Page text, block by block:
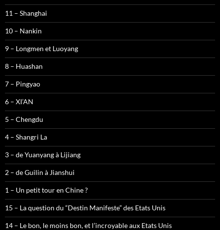
11 – Shanghai
10 – Nankin
9 – Longmen et Luoyang
8 – Huashan
7 – Pingyao
6 – XI’AN
5 – Chengdu
4 – Shangri La
3 – de Yuanyang à Lijiang
2 – de Guilin à Jianshui
1 – Un petit tour en Chine ?
15 – La question du “Destin Manifeste” des Etats Unis
14 – Le bon, le moins bon, et l’incroyable aux Etats Unis